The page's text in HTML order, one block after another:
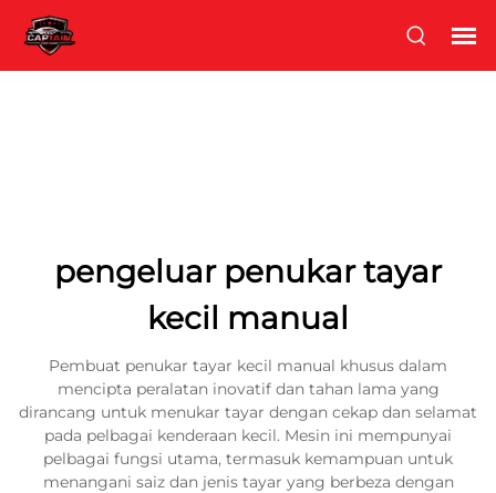
pengeluar penukar tayar
kecil manual
Pembuat penukar tayar kecil manual khusus dalam
mencipta peralatan inovatif dan tahan lama yang
dirancang untuk menukar tayar dengan cekap dan selamat
pada pelbagai kenderaan kecil. Mesin ini mempunyai
pelbagai fungsi utama, termasuk kemampuan untuk
menangani saiz dan jenis tayar yang berbeza dengan